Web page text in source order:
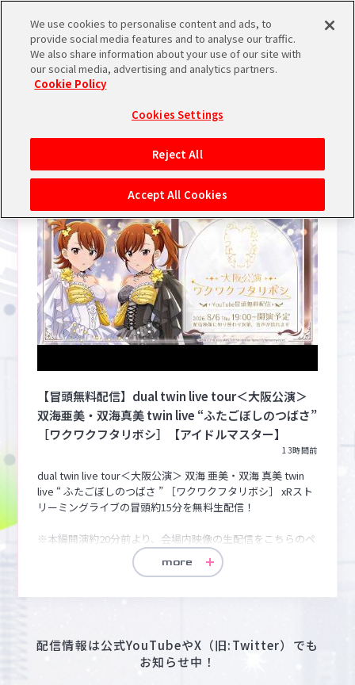
スケジュール 検索
バンダイナムコIDで
アイドルマスター ポータルへの登録について
シリアルコード・
あいことば
活動履歴
閲覧履歴・購入履歴 Pレポ
チェックイン お気に入り
マイスケジュール メモ
マイデスク設定変更 バンダイナムコID Link設定
WEBCAST
【冒頭無料配信】dual twin live tour＜大阪公演＞
双海亜美・双海真美 twin live “ふたごぼしのつばさ”
［ワクワクフタリボシ］【アイドルマスター】
13時間前
dual twin live tour＜大阪公演＞ 双海 亜美・双海 真美 twin
live “ ふたごぼしのつばさ ” ［ワクワクフタリボシ］ xRスト
リーミングライブの冒頭約15分を無料生配信！
※本編開演約20分前より、会場内映像の生配信をこちらのペ
ージで開始いたします。
xRライブストリーミングチケットをお買い求めください！
■公演日時
more
配信情報は公式YouTubeやX（旧:Twitter）でも
お知らせ中！
We use cookies to personalise content and ads, to
provide social media features and to analyse our traffic.
We also share information about your use of our site with
our social media, advertising and analytics partners.
Cookie Policy
Cookies Settings
Reject All
Accept All Cookies